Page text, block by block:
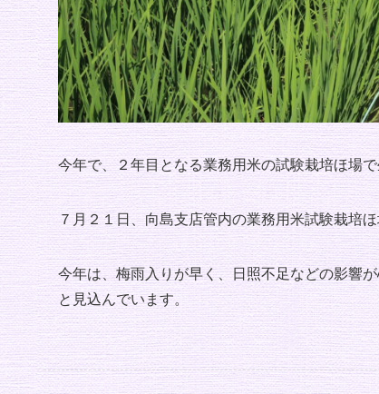
今年で、２年目となる業務用米の試験栽培ほ場
７月２１日、向島支店管内の業務用米試験栽培
今年は、梅雨入りが早く、日照不足などの影響
と見込んでいます。